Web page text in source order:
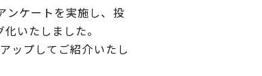
ンケートを実施し、投
いたしました。
ップしてご紹介いたし